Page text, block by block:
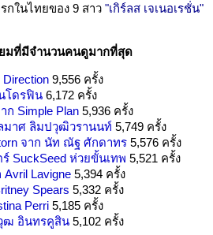
กในไทยของ 9 สาว "เกิร์ลส เจเนอเรชั่น"
มที่มีจำนวนคนดูมากที่สุด
Direction 9,556 ครั้ง
โดรฟิน 6,172 ครั้ง
ก Simple Plan 5,936 ครั้ง
มาศ ลิมปวุฒิวรานนท์ 5,749 ครั้ง
จาก นัท ณัฐ ศักดาทร 5,576 ครั้ง
SuckSeed ห่วยขั้นเทพ 5,521 ครั้ง
Avril Lavigne 5,394 ครั้ง
Spears 5,332 ครั้ง
Perri 5,185 ครั้ง
ฒ อินทรคูสิน 5,102 ครั้ง